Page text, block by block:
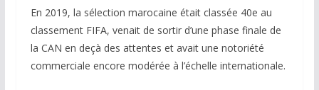
En 2019, la sélection marocaine était classée 40e au
classement FIFA, venait de sortir d’une phase finale de
la CAN en deçà des attentes et avait une notoriété
commerciale encore modérée à l’échelle internationale.